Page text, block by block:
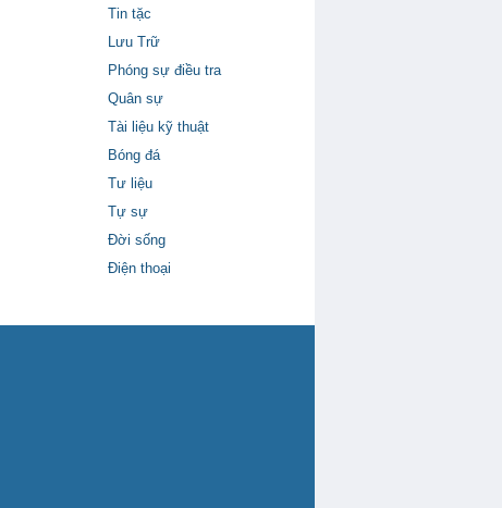
Tin tặc
Lưu Trữ
Phóng sự điều tra
Quân sự
Tài liệu kỹ thuật
Bóng đá
Tư liệu
Tự sự
Đời sống
Điện thoại